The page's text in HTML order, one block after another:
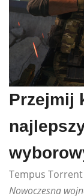
Przejmij
Tempus
Nowoczesna